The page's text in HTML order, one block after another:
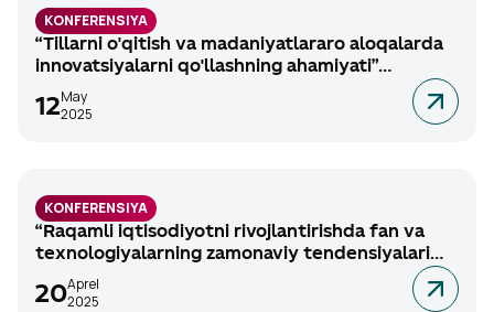
KONFERENSIYA
“Tillarni o'qitish va madaniyatlararo aloqalarda
innovatsiyalarni qo'llashning ahamiyati”
mavzusidagi xalqaro ilmiy-amaliy anjuman, 2025-
yil 16-may
12May
2025
KONFERENSIYA
“Raqamli iqtisodiyotni rivojlantirishda fan va
texnologiyalarning zamonaviy tendensiyalari
hamda istiqbollari” mavzusidagi xalqaro ilmiy-
amaliy anjumani 2025-yil 24-25 aprel
20Aprel
2025